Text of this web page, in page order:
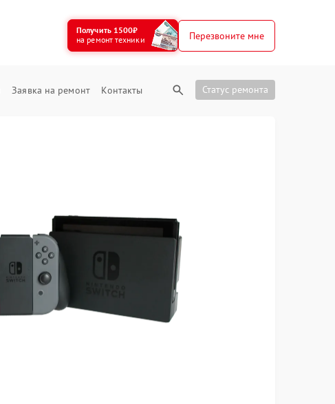
Получить 1500₽
на ремонт техники
Перезвоните мне
Заявка на ремонт Контакты Статус ремонта